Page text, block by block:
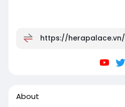
https://herapalace.vn/
About